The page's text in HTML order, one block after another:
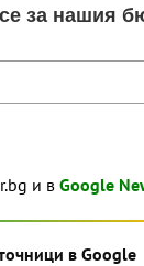
и в Google
в Google